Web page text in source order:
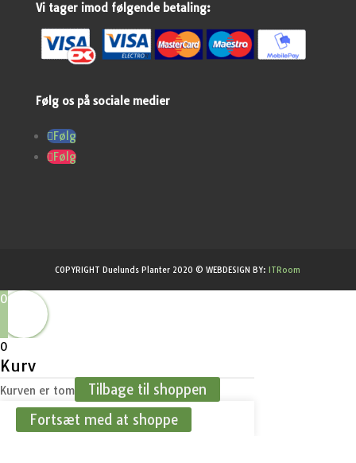
Vi tager imod følgende betaling:
Følg os på sociale medier
Følg
Følg
COPYRIGHT Duelunds Planter 2020 © WEBDESIGN BY: ITRoom
0
0
Kurv
Kurven er tom
Tilbage til shoppen
Fortsæt med at shoppe